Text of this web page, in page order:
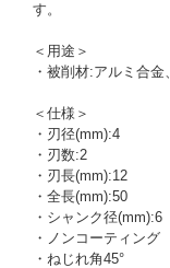
す。
＜用途＞
・被削材:アルミ合金
＜仕様＞
・刃径(mm):4
・刃数:2
・刃長(mm):12
・全長(mm):50
・シャンク径(mm):6
・ノンコーティング
・ねじれ角45°